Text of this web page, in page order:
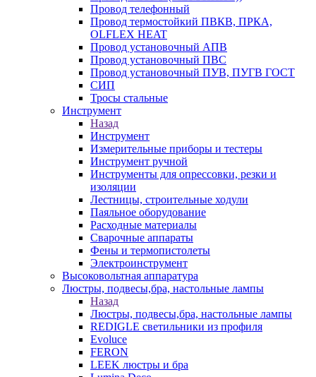
Провод телефонный
Провод термостойкий ПВКВ, ПРКА,
OLFLEX HEAT
Провод установочный АПВ
Провод установочный ПВС
Провод установочный ПУВ, ПУГВ ГОСТ
СИП
Тросы стальные
Инструмент
Назад
Инструмент
Измерительные приборы и тестеры
Инструмент ручной
Инструменты для опрессовки, резки и
изоляции
Лестницы, строительные ходули
Паяльное оборудование
Расходные материалы
Сварочные аппараты
Фены и термопистолеты
Электроинструмент
Высоковольтная аппаратура
Люстры, подвесы,бра, настольные лампы
Назад
Люстры, подвесы,бра, настольные лампы
REDIGLE светильники из профиля
Evoluce
FERON
LEEK люстры и бра